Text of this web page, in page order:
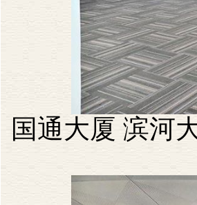
国通大厦 滨河